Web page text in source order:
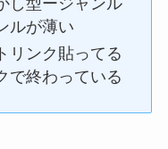
ルが薄い
リンク貼ってる
で終わっている